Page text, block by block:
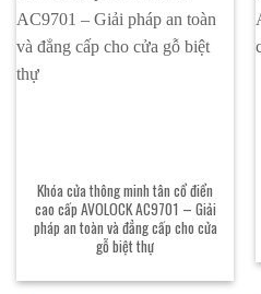
Khóa cửa thông minh tân cổ điển
cao cấp AVOLOCK AC9701 – Giải
pháp an toàn và đẳng cấp cho cửa
gỗ biệt thự